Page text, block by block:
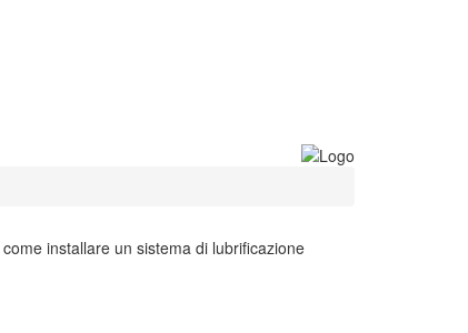
installare un sistema di lubrificazione